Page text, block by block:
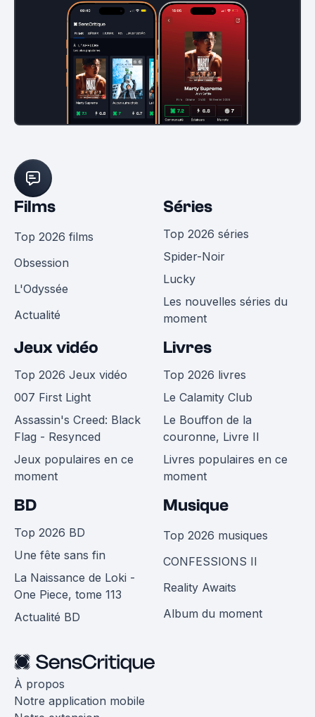
Films
Top 2026 films
Obsession
L'Odyssée
Actualité
Séries
Top 2026 séries
Spider-Noir
Lucky
Les nouvelles séries du
moment
Jeux vidéo
Top 2026 Jeux vidéo
007 First Light
Assassin's Creed: Black
Flag - Resynced
Jeux populaires en ce
moment
Livres
Top 2026 livres
Le Calamity Club
Le Bouffon de la
couronne, Livre II
Livres populaires en ce
moment
BD
Top 2026 BD
Une fête sans fin
La Naissance de Loki -
One Piece, tome 113
Actualité BD
Musique
Top 2026 musiques
CONFESSIONS II
Reality Awaits
Album du moment
À propos
Notre application mobile